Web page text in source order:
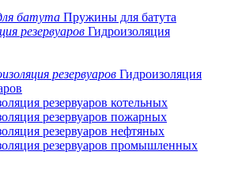
Пружины для батута
Гидроизоляция
Гидроизоляция
резервуаров котельных
резервуаров пожарных
резервуаров нефтяных
резервуаров промышленных